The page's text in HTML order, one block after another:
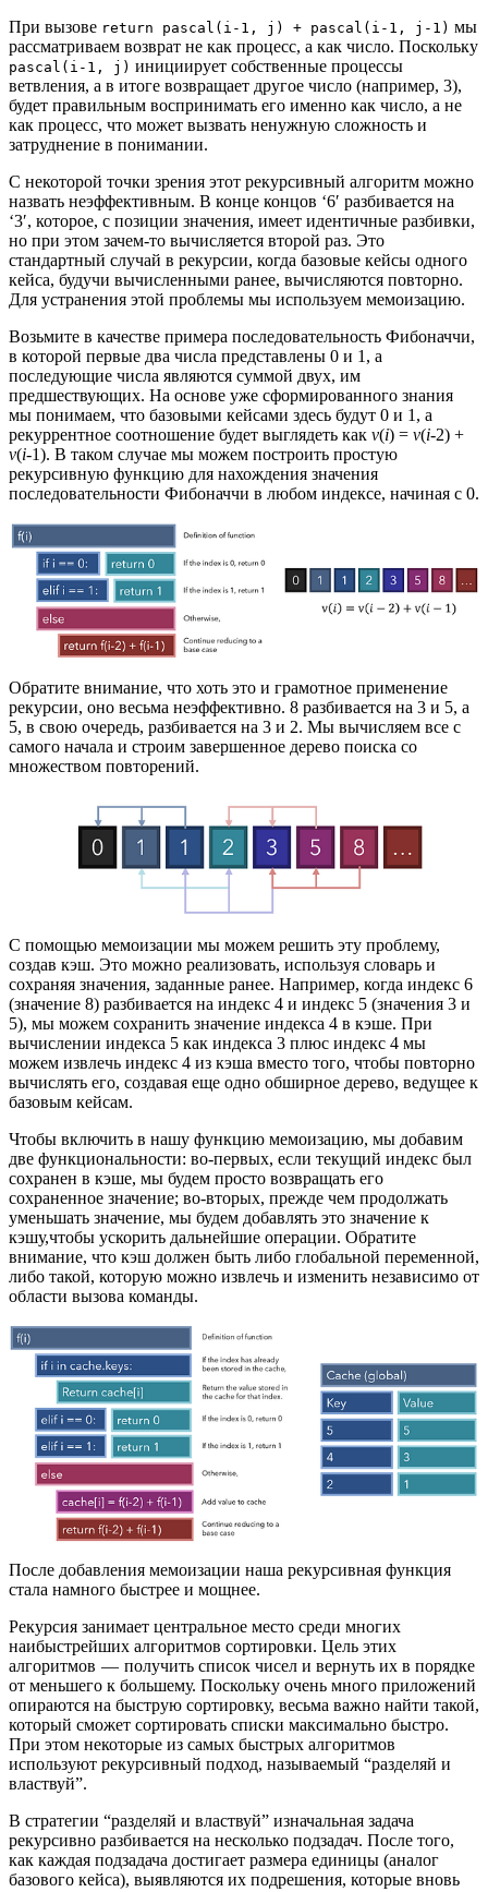
При вызове return pascal(i-1, j) + pascal(i-1, j-1) мы
рассматриваем возврат не как процесс, а как число. Поскольку
pascal(i-1, j) инициирует собственные процессы
ветвления, а в итоге возвращает другое число (например, 3),
будет правильным воспринимать его именно как число, а не
как процесс, что может вызвать ненужную сложность и
затруднение в понимании.
С некоторой точки зрения этот рекурсивный алгоритм можно
назвать неэффективным. В конце концов ‘6′ разбивается на
‘3′, которое, с позиции значения, имеет идентичные разбивки,
но при этом зачем-то вычисляется второй раз. Это
стандартный случай в рекурсии, когда базовые кейсы одного
кейса, будучи вычисленными ранее, вычисляются повторно.
Для устранения этой проблемы мы используем мемоизацию.
Возьмите в качестве примера последовательность Фибоначчи,
в которой первые два числа представлены 0 и 1, а
последующие числа являются суммой двух, им
предшествующих. На основе уже сформированного знания
мы понимаем, что базовыми кейсами здесь будут 0 и 1, а
рекуррентное соотношение будет выглядеть как v(i) = v(i-2) +
v(i-1). В таком случае мы можем построить простую
рекурсивную функцию для нахождения значения
последовательности Фибоначчи в любом индексе, начиная с 0.
Обратите внимание, что хоть это и грамотное применение
рекурсии, оно весьма неэффективно. 8 разбивается на 3 и 5, а
5, в свою очередь, разбивается на 3 и 2. Мы вычисляем все с
самого начала и строим завершенное дерево поиска со
множеством повторений.
С помощью мемоизации мы можем решить эту проблему,
создав кэш. Это можно реализовать, используя словарь и
сохраняя значения, заданные ранее. Например, когда индекс 6
(значение 8) разбивается на индекс 4 и индекс 5 (значения 3 и
5), мы можем сохранить значение индекса 4 в кэше. При
вычислении индекса 5 как индекса 3 плюс индекс 4 мы
можем извлечь индекс 4 из кэша вместо того, чтобы повторно
вычислять его, создавая еще одно обширное дерево, ведущее к
базовым кейсам.
Чтобы включить в нашу функцию мемоизацию, мы добавим
две функциональности: во-первых, если текущий индекс был
сохранен в кэше, мы будем просто возвращать его
сохраненное значение; во-вторых, прежде чем продолжать
уменьшать значение, мы будем добавлять это значение к
кэшу,чтобы ускорить дальнейшие операции. Обратите
внимание, что кэш должен быть либо глобальной переменной,
либо такой, которую можно извлечь и изменить независимо от
области вызова команды.
После добавления мемоизации наша рекурсивная функция
стала намного быстрее и мощнее.
Рекурсия занимает центральное место среди многих
наибыстрейших алгоритмов сортировки. Цель этих
алгоритмов — получить список чисел и вернуть их в порядке
от меньшего к большему. Поскольку очень много приложений
опираются на быструю сортировку, весьма важно найти такой,
который сможет сортировать списки максимально быстро.
При этом некоторые из самых быстрых алгоритмов
используют рекурсивный подход, называемый “разделяй и
властвуй”.
В стратегии “разделяй и властвуй” изначальная задача
рекурсивно разбивается на несколько подзадач. После того,
как каждая подзадача достигает размера единицы (аналог
базового кейса), выявляются их подрешения, которые вновь